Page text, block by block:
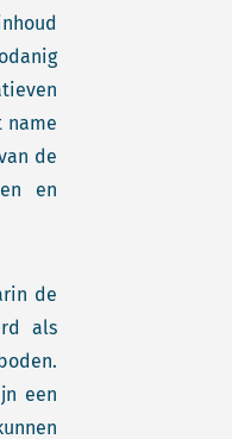
name
de
en
de
als
een